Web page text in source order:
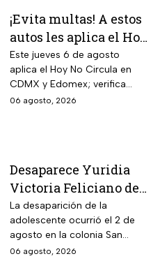
¡Evita multas! A estos
autos les aplica el Hoy
No Circula durante
este jueves en CDMX
y partes del Edomex
Este jueves 6 de agosto
aplica el Hoy No Circula en
CDMX y Edomex; verifica
color de engomado, placas y
06 agosto, 2026
Desaparece Yuridia
Victoria Feliciano de
13 años en Tlalpan,
CDMX; activan Alerta
Amber
La desaparición de la
adolescente ocurrió el 2 de
agosto en la colonia San
Pedro Mártir; autoridades
06 agosto, 2026